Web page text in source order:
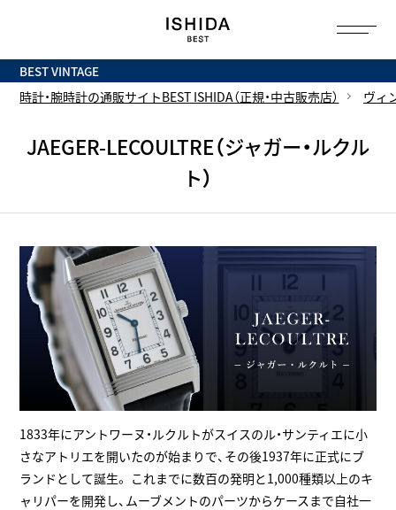
BEST VINTAGE
時計・腕時計の通販サイトBEST ISHIDA（正規・中古販売店）
ヴィ
JAEGER-LECOULTRE（ジャガー・ルクル
ト）
1833年にアントワーヌ・ルクルトがスイスのル・サンティエに小
さなアトリエを開いたのが始まりで、その後1937年に正式にブ
ランドとして誕生。 これまでに数百の発明と1,000種類以上のキ
ャリパーを開発し、ムーブメントのパーツからケースまで自社一
へ